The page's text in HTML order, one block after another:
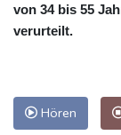
von 34 bis 55
verurteilt.
Hören